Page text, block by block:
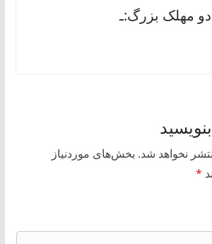
مهلک بزرگ:ـ
نخواهد شد. بخش‌های موردنیاز
*